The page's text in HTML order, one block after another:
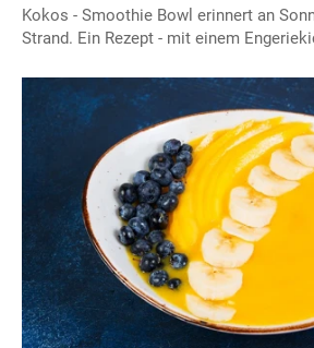
Kokos - Smoothie Bowl erinnert an
Strand. Ein Rezept - mit einem